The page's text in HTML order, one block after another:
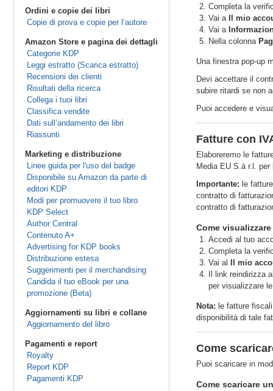
Ordini e copie dei libri
Copie di prova e copie per l’autore
Amazon Store e pagina dei dettagli
Categorie KDP
Leggi estratto (Scarica estratto)
Recensioni dei clienti
Risultati della ricerca
Collega i tuoi libri
Classifica vendite
Dati sull’andamento dei libri
Riassunti
Marketing e distribuzione
Linee guida per l'uso del badge
Disponibile su Amazon da parte di
editori KDP
Modi per promuovere il tuo libro
KDP Select
Author Central
Contenuto A+
Advertising for KDP books
Distribuzione estesa
Suggerimenti per il merchandising
Candida il tuo eBook per una
promozione (Beta)
Aggiornamenti su libri e collane
Aggiornamento del libro
Pagamenti e report
Royalty
Report KDP
Pagamenti KDP
Completa la
Vai a
Il mio
Vai a
Nella colonna
Una finestra pop-up
Devi accettare il
subire ritardi se non
Puoi accedere e
Fatture con
Elaboreremo le
Media EU S.à r.l.
Importante: le
contratto di
contratto di
Come
Accedi al tuo
Completa la
Vai al
Il mio
Il link reindirizza
per visualizzare
Nota: le fatture
disponibilità di tale
Come
Puoi scaricare in
Come scaricare